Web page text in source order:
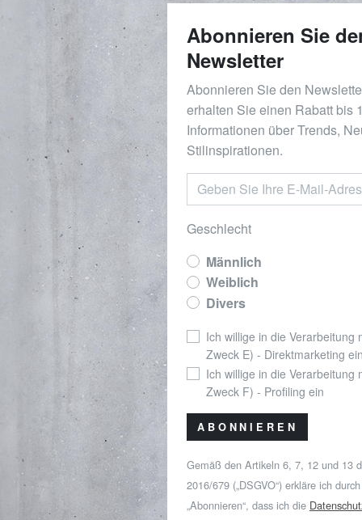
Abonnieren Sie
Newsletter
Abonnieren Sie den
erhalten Sie einen Rabatt bis
Informationen über Trends,
Stilinspirationen.
Geschlecht
Männlich
Weiblich
Divers
Ich willige in die Verarbeitung
Zweck E) - Direktmarketing
Ich willige in die Verarbeitung
Zweck F) - Profiling ein
ABONNIEREN
Gemäß den Artikeln 6, 7, 12 und 13
2016/679 („DSGVO“) erkläre ich
„Abonnieren“, dass ich die